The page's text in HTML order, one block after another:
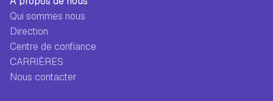
Qui sommes nous
Direction
Centre de confiance
CARRIÈRES
Nous contacter